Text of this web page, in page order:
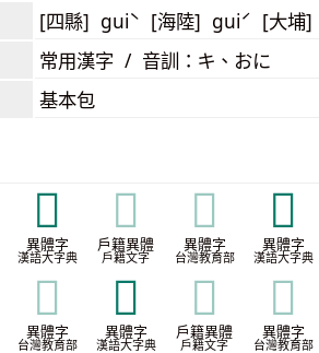
[四縣] guiˋ [海陸] guiˊ [大
常用漢字 / 音訓：キ、おに
基本包
𣆠
異體字
漢語大字典
𣆠
戶籍異體
戶籍文字
𣆠
異體字
台灣教育部
𤱲
異體字
漢語大字典
𩳉
異體字
台灣教育部
𩳹
異體字
漢語大字典
𩳹
戶籍異體
戶籍文字
𩳹
異體字
台灣教育部